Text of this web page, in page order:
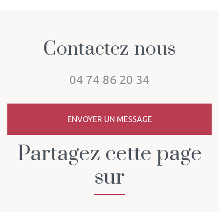
Beaurepaire
Contactez-nous
04 74 86 20 34
ENVOYER UN MESSAGE
Partagez cette page
sur